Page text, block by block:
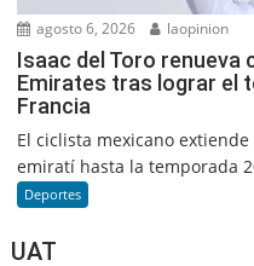
agosto 6, 2026 laopinion
Isaac del Toro renueva
Emirates tras lograr el
Francia
El ciclista mexicano
emiratí hasta la temporada
Deportes
UAT